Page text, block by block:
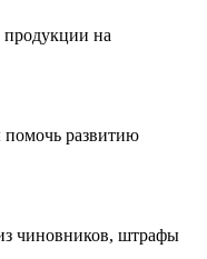
продукции на
помочь развитию
чиновников, штрафы